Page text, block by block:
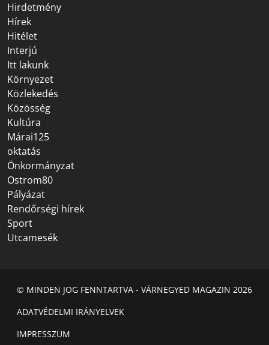
Hirdetmény
Hírek
Hitélet
Interjú
Itt lakunk
Környezet
Közlekedés
Közösség
Kultúra
Márai125
oktatás
Önkormányzat
Ostrom80
Pályázat
Rendőrségi hírek
Sport
Utcamesék
© MINDEN JOG FENNTARTVA - VÁRNEGYED MAGAZIN 2026
ADATVÉDELMI IRÁNYELVEK
IMPRESSZUM